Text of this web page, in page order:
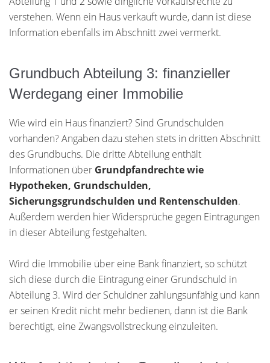
verstehen. Wenn ein Haus verkauft wurde, dann ist diese
Information ebenfalls im Abschnitt zwei vermerkt.
Grundbuch Abteilung 3: finanzieller
Werdegang einer Immobilie
Wie wird ein Haus finanziert? Sind Grundschulden
vorhanden? Angaben dazu stehen stets in dritten Abschnitt
des Grundbuchs. Die dritte Abteilung enthält
Informationen über Grundpfandrechte wie
Hypotheken, Grundschulden,
Sicherungsgrundschulden und Rentenschulden.
Außerdem werden hier Widersprüche gegen Eintragungen
in dieser Abteilung festgehalten.
Wird die Immobilie über eine Bank finanziert, so schützt
sich diese durch die Eintragung einer Grundschuld in
Abteilung 3. Wird der Schuldner zahlungsunfähig und kann
er seinen Kredit nicht mehr bedienen, dann ist die Bank
berechtigt, eine Zwangsvollstreckung einzuleiten.